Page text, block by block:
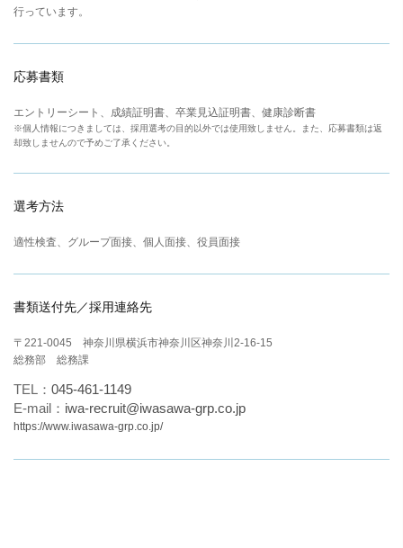
行っています。
応募書類
エントリーシート、成績証明書、卒業見込証明書、健康診断書
※個人情報につきましては、採用選考の目的以外では使用致しません。また、応募書類は返
却致しませんので予めご了承ください。
選考方法
適性検査、グループ面接、個人面接、 役員面接
書類送付先／採用連絡先
〒221-0045 神奈川県横浜市神奈川区神奈川2-16-15
総務部 総務課
TEL： 045-461-1149
E-mail： iwa-recruit@iwasawa-grp.co.jp
https://www.iwasawa-grp.co.jp/